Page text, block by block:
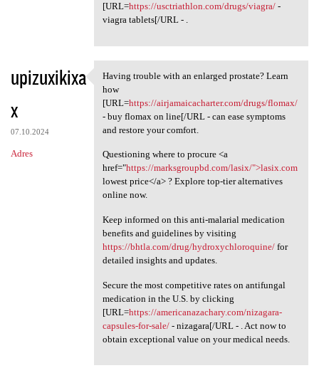
[URL=https://usctriathlon.com/drugs/viagra/-
viagra tablets[/URL - .
upizuxikixa
x
07.10.2024
Adres
Having trouble with an
Having trouble with an enlarged prostate? Learn
how
[URL=https://airjamaicacharter.com/drugs/flomax/
- buy flomax on line[/URL - can ease symptoms
and restore your comfort.
Questioning where to procure <a
href="https://marksgroupbd.com/lasix/">lasix.com
lowest price</a> ? Explore top-tier alternatives
online now.
Keep informed on this anti-malarial medication
benefits and guidelines by visiting
https://bhtla.com/drug/hydroxychloroquine/for
detailed insights and updates.
Secure the most competitive rates on antifungal
medication in the U.S. by clicking
[URL=https://americanazachary.com/nizagara-
capsules-for-sale/- nizagara[/URL - . Act now to
obtain exceptional value on your medical needs.